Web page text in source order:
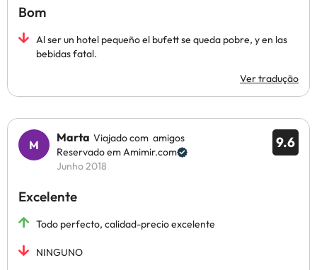
Bom
Al ser un hotel pequeño el bufett se queda pobre, y en las
bebidas fatal.
Ver tradução
9.6
Marta Viajado com amigos
Reservado em Amimir.com
Junho 2018
Excelente
Todo perfecto, calidad-precio excelente
NINGUNO